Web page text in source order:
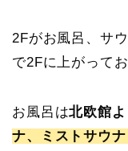
2Fがお風呂、サ
で2Fに上がって
お風呂は北欧館
ナ、ミストサウ